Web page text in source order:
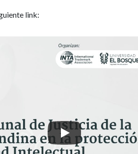
link: